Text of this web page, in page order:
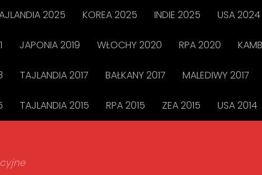
2025 KOREA 2025 INDIE 2025 USA 2024
JAPONIA 2019 WŁOCHY 2020 RPA 2020
TAJLANDIA 2017 BAŁKANY 2017 MALEDIWY 2017
TAJLANDIA 2015 RPA 2015 ZEA 2015 USA 2014